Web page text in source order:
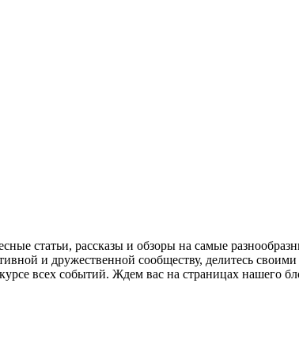
статьи, рассказы и обзоры на самые
и дружественной сообществу, делитесь
всех событий. Ждем вас на страницах нашего